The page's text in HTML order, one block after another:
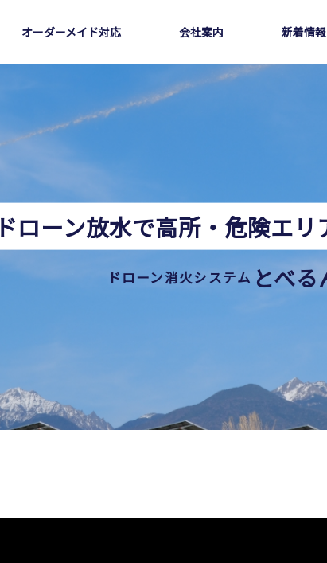
オーダーメイド対応 会社案内 新着情報
ドローン放水で高所・危険エ
ドローン消火システム とべ